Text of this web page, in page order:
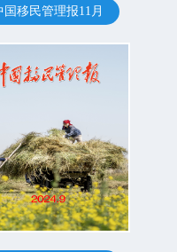
国移民管理报11月